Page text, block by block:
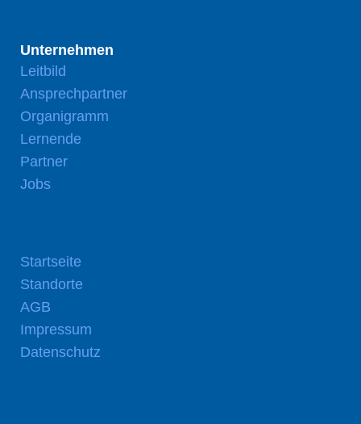
Unternehmen
Leitbild
Ansprechpartner
Organigramm
Lernende
Partner
Jobs
Startseite
Standorte
AGB
Impressum
Datenschutz